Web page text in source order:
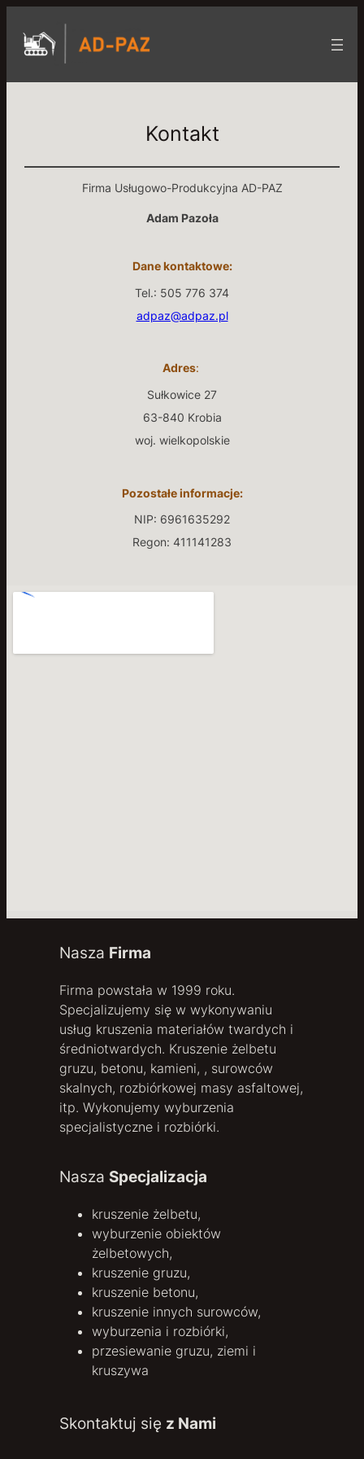
Kontakt
Firma Usługowo-Produkcyjna AD-PAZ
Adam Pazoła
Dane kontaktowe:
Tel.: 505 776 374
adpaz@adpaz.pl
Adres:
Sułkowice 27
63-840 Krobia
woj. wielkopolskie
Pozostałe informacje:
NIP: 6961635292
Regon: 411141283
Nasza Firma
Firma powstała w 1999 roku.
Specjalizujemy się w wykonywaniu
usług kruszenia materiałów twardych i
średniotwardych. Kruszenie żelbetu
gruzu, betonu, kamieni, , surowców
skalnych, rozbiórkowej masy asfaltowej,
itp. Wykonujemy wyburzenia
specjalistyczne i rozbiórki.
NaszaSpecjalizacja
kruszenie żelbetu,
wyburzenie obiektów
żelbetowych,
kruszenie gruzu,
kruszenie betonu,
kruszenie innych surowców,
wyburzenia i rozbiórki,
przesiewanie gruzu, ziemi i
kruszywa
Skontaktuj się z Nami